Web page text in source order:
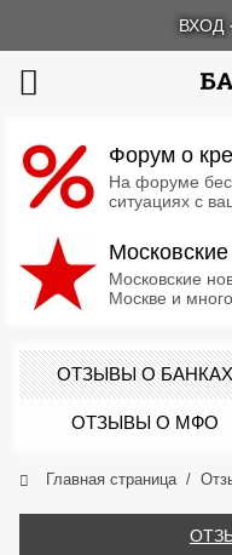
ВХОД ·
Форум о
На форуме
ситуациях с
Московские
Москве и
ОТЗЫВЫ О БАНКАХ
ОТЗЫВЫ О МФО
Главная страница